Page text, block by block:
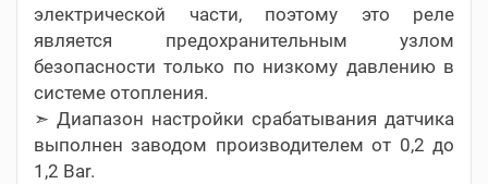
электрической части, поэтому это реле
является предохранительным узлом
безопасности только по низкому давлению в
системе отопления.
➣ Диапазон настройки срабатывания датчика
выполнен заводом производителем от 0,2 до
1,2 Bar.